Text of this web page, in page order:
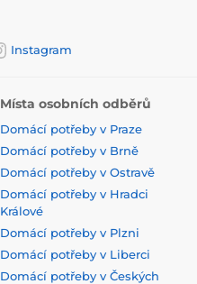
Instagram
Místa osobních odběrů
Domácí potřeby v Praze
Domácí potřeby v Brně
Domácí potřeby v Ostravě
Domácí potřeby v Hradci
Králové
Domácí potřeby v Plzni
Domácí potřeby v Liberci
Domácí potřeby v Českých